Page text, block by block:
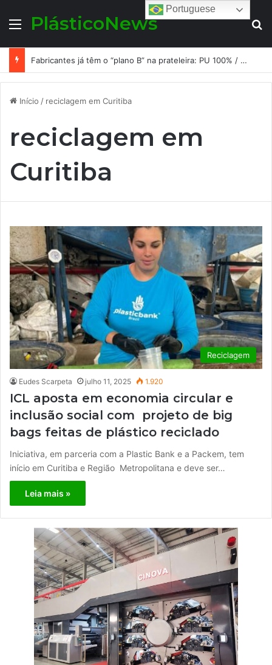
MenuPlásticoNews
Fabricantes já têm o “plano B” na prateleira: PU 100% / NC-free existe, mas ainda é pouco usado: a hora é transformar isso em projeto de resiliência
Início / reciclagem em Curitiba
reciclagem em
Curitiba
Reciclagem
Eudes Scarpeta julho 11, 2025 1.920
ICL aposta em economia circular e
inclusão social com projeto de big
bags feitas de plástico reciclado
Iniciativa, em parceria com a Plastic Bank e a Packem, tem
início em Curitiba e Região Metropolitana e deve ser…
Leia mais »
Portuguese